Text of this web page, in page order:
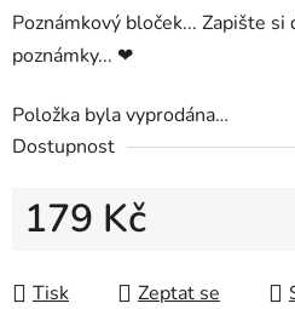
Poznámkový bloček... Zapište si
poznámky... ❤
Položka byla vyprodána…
Dostupnost
179 Kč
Tisk
Zeptat se